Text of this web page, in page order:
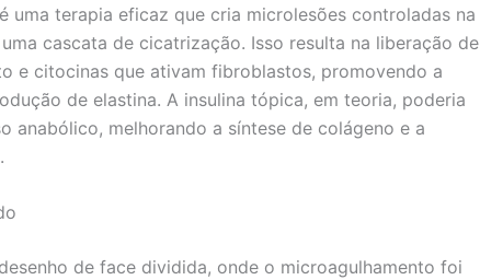
uma terapia eficaz que cria microlesões controladas na
cascata de cicatrização. Isso resulta na liberação de
e citocinas que ativam fibroblastos, promovendo a
de elastina. A insulina tópica, em teoria, poderia
anabólico, melhorando a síntese de colágeno e a
de face dividida, onde o microagulhamento foi